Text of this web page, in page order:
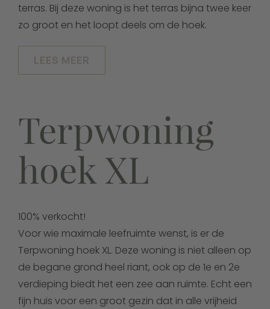
terras. Bij deze woning is het terras bijna twee keer
zo groot en het loopt deels om de hoek.
LEES MEER
Terpwoning
hoek XL
100% verkocht!
Voor wie maximale leefruimte wenst, is er de
Terpwoning hoek XL. Deze woning is niet alleen op
de begane grond heel riant, ook op de 1e en 2e
verdieping biedt het een zee aan ruimte. Echt een
fijn huis voor een groot gezin dat in alle vrijheid